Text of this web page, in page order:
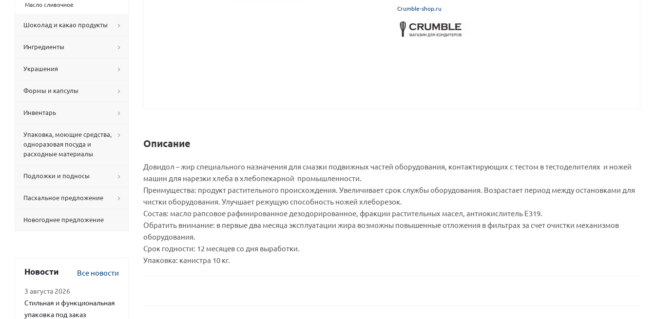
Crumble-shop.ru
Описание
Довидол – жир специального назначения для смазки подвижных частей оборудования, контактирующих с тестом в тестоделителях и ножей
машин для нарезки хлеба в хлебопекарной промышленности.
Преимущества: продукт растительного происхождения. Увеличивает срок службы оборудования. Возрастает период между остановками для
чистки оборудования. Улучшает режущую способность ножей хлеборезок.
Состав: масло рапсовое рафинированное дезодорированное, фракции растительных масел, антиокислитель Е319.
Обратить внимание: в первые два месяца эксплуатации жира возможны повышенные отложения в фильтрах за счет очистки механизмов
оборудования.
Срок годности: 12 месяцев со дня выработки.
Упаковка: канистра 10 кг.
Масло сливочное
Шоколад и какао продукты
Ингредиенты
Украшения
Формы и капсулы
Инвентарь
Упаковка, моющие средства,
одноразовая посуда и
расходные материалы
Подложки и подносы
Пасхальное предложение
Новогоднее предложение
Новости Все новости
3 августа 2026
Стильная и функциональная
упаковка под заказ